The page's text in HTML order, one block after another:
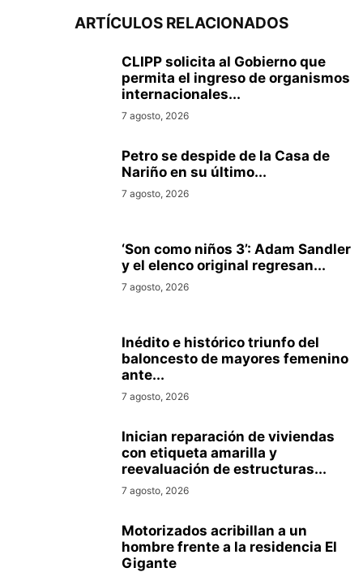
ARTÍCULOS RELACIONADOS
CLIPP solicita al Gobierno que
permita el ingreso de organismos
internacionales...
7 agosto, 2026
Petro se despide de la Casa de
Nariño en su último...
7 agosto, 2026
‘Son como niños 3’: Adam Sandler
y el elenco original regresan...
7 agosto, 2026
Inédito e histórico triunfo del
baloncesto de mayores femenino
ante...
7 agosto, 2026
Inician reparación de viviendas
con etiqueta amarilla y
reevaluación de estructuras...
7 agosto, 2026
Motorizados acribillan a un
hombre frente a la residencia El
Gigante